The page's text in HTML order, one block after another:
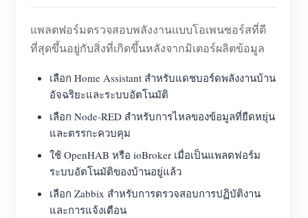
แพลตฟอร์มตรวจสอบพลังงานแบบโอเพนซอร์สที่ดี
ที่สุดขึ้นอยู่กับสิ่งที่เกิดขึ้นหลังจากมิเตอร์ผลิตข้อมูล
เลือก Home Assistant สำหรับแดชบอร์ดพลังงานบ้าน
อัจฉริยะและระบบอัตโนมัติ
เลือก Node-RED สำหรับการไหลของข้อมูลที่ยืดหยุ่น
และตรรกะควบคุม
ใช้ OpenHAB หรือ ioBroker เมื่อเป็นแพลตฟอร์ม
ระบบอัตโนมัติของบ้านอยู่แล้ว
เลือก Zabbix สำหรับการตรวจสอบการปฏิบัติงาน
และการแจ้งเตือน